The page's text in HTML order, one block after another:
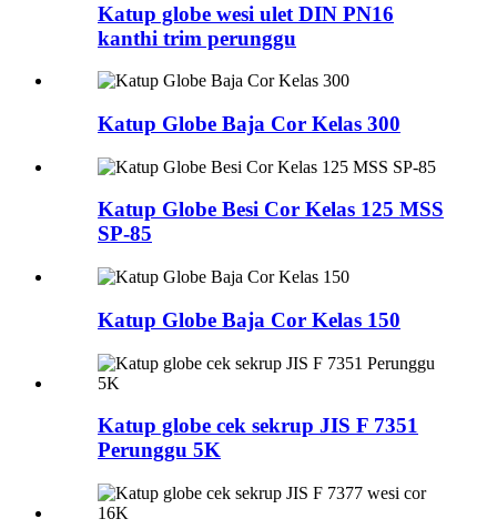
Katup globe wesi ulet DIN PN16
kanthi trim perunggu
Katup Globe Baja Cor Kelas 300
Katup Globe Besi Cor Kelas 125 MSS
SP-85
Katup Globe Baja Cor Kelas 150
Katup globe cek sekrup JIS F 7351
Perunggu 5K